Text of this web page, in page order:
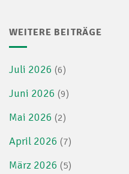
WEITERE BEITRÄGE
Juli 2026 (6)
Juni 2026 (9)
Mai 2026 (2)
April 2026 (7)
März 2026 (5)